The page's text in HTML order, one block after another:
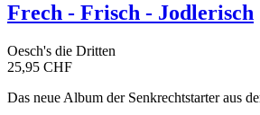
Frech - Frisch - Jodlerisch
Oesch's die Dritten
25,95 CHF
Das neue Album der Senkrechtstarter aus